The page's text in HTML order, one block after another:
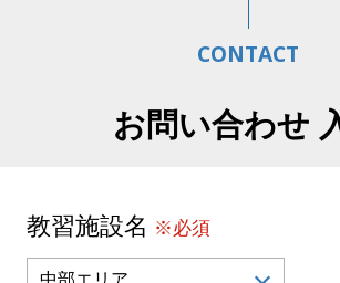
CONTACT
お問い合わせ
教習施設名 ※必須